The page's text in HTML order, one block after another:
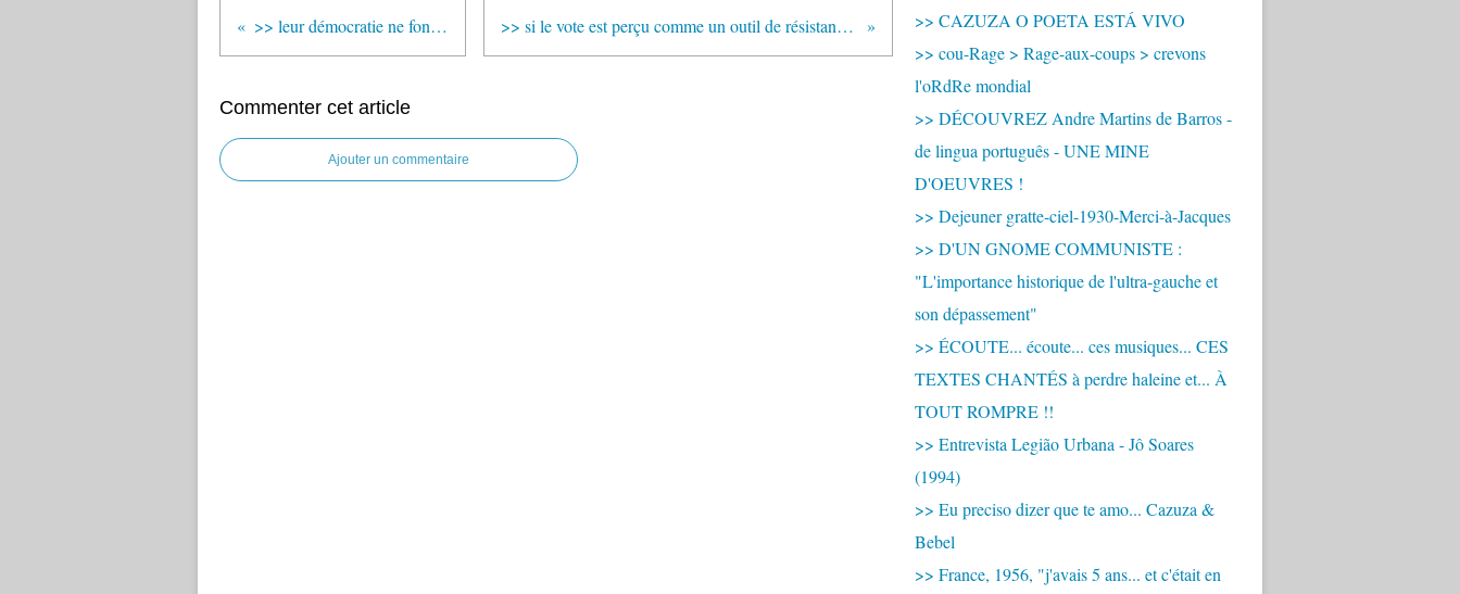
>> leur démocratie ne fonctionne que lorsque nous nous taisons >> si le vote est perçu comme un outil de résistance par certains, il est pour nos élites un instrument de domination.
Commenter cet article
Ajouter un commentaire
>> CAZUZA O POETA ESTÁ VIVO
>> cou-Rage > Rage-aux-coups > crevons
l'oRdRe mondial
>> DÉCOUVREZ Andre Martins de Barros -
de lingua português - UNE MINE
D'OEUVRES !
>> Dejeuner gratte-ciel-1930-Merci-à-Jacques
>> D'UN GNOME COMMUNISTE :
"L'importance historique de l'ultra-gauche et
son dépassement"
>> ÉCOUTE... écoute... ces musiques... CES
TEXTES CHANTÉS à perdre haleine et... À
TOUT ROMPRE !!
>> Entrevista Legião Urbana - Jô Soares
(1994)
>> Eu preciso dizer que te amo... Cazuza &
Bebel
>> France, 1956, "j'avais 5 ans... et c'était en